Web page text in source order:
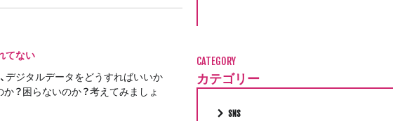
てない
デジタルデータをどうすればいいか
？困らないのか？考えてみましょ
CATEGORY
カテゴリー
SNS